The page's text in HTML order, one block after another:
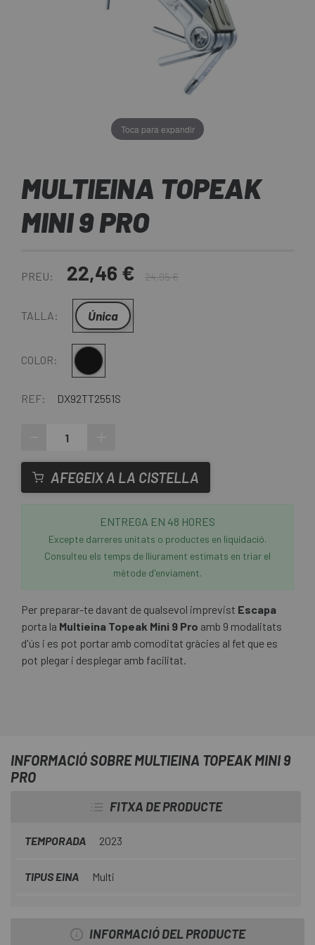
Toca para expandir
MULTIEINA TOPEAK
MINI 9 PRO
PREU: 22,46 € 24,95 €
TALLA: Única
COLOR: Multi
REF: DX92TT2551S
AFEGEIX A LA CISTELLA
ENTREGA EN 48 HORES
Excepte darreres unitats o productes en liquidació.
Consulteu els temps de lliurament estimats en triar el
mètode d'enviament.
Per preparar-te davant de qualsevol imprevist Escapa
porta la Multieina Topeak Mini 9 Pro amb 9 modalitats
d'ús i es pot portar amb comoditat gràcies al fet que es
pot plegar i desplegar amb facilitat.
INFORMACIÓ SOBRE MULTIEINA TOPEAK MINI 9
PRO
FITXA DE PRODUCTE
TEMPORADA 2023
TIPUS EINA Multi
INFORMACIÓ DEL PRODUCTE